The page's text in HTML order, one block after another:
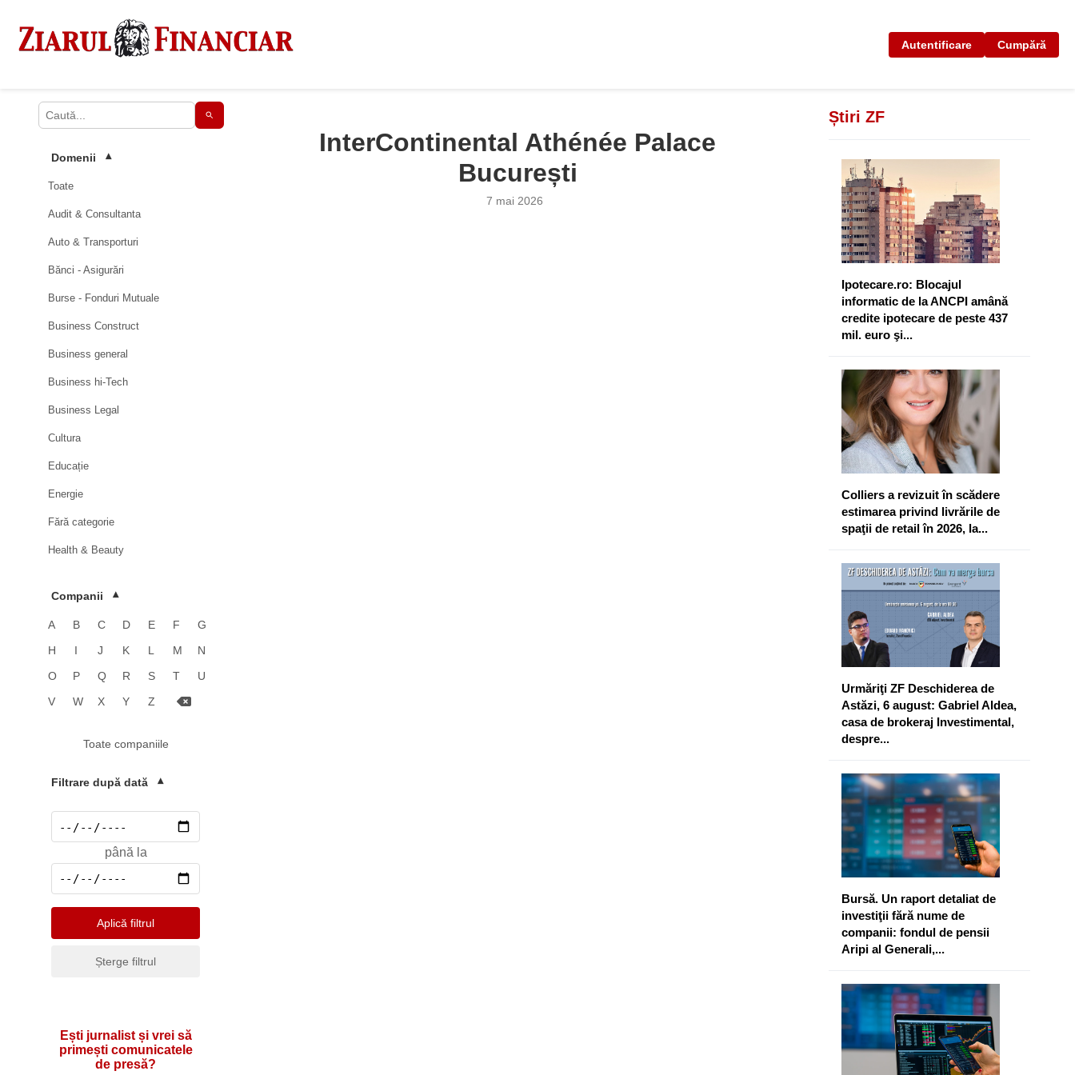
Autentificare Cumpără
Domenii ▾
Toate
Audit & Consultanta
Auto & Transporturi
Bănci - Asigurări
Burse - Fonduri Mutuale
Business Construct
Business general
Business hi-Tech
Business Legal
Cultura
Educație
Energie
Fără categorie
Health & Beauty
Imobiliare
Pharma & Sănătate
Social
Telecomunicatii
Companii ▾
A B C D E F
G
H
I J K L M
N
O
P Q R S T
U
V
W X Y Z
Toate companiile
Filtrare după dată ▾
până la
Aplică filtrul
Șterge filtrul
Ești jurnalist și vrei să
primești comunicatele
de presă?
InterContinental Athénée Palace
București
7 mai 2026
Știri ZF
Ipotecare.ro: Blocajul
informatic de la ANCPI amână
credite ipotecare de peste 437
mil. euro şi...
Colliers a revizuit în scădere
estimarea privind livrările de
spaţii de retail în 2026, la...
Urmăriţi ZF Deschiderea de
Astăzi, 6 august: Gabriel Aldea,
casa de brokeraj Investimental,
despre...
Bursă. Un raport detaliat de
investiţii fără nume de
companii: fondul de pensii
Aripi al Generali,...